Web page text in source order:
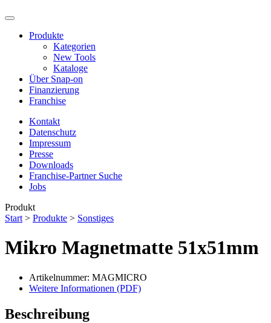
Produkte
Kategorien
New Tools
Kataloge
Über Snap-on
Finanzierung
Franchise
Kontakt
Datenschutz
Impressum
Presse
Downloads
Franchise-Partner Suche
Jobs
Produkt
Start > Produkte > Sonstiges
Mikro Magnetmatte 51x51mm
Artikelnummer: MAGMICRO
Weitere Informationen (PDF)
Beschreibung